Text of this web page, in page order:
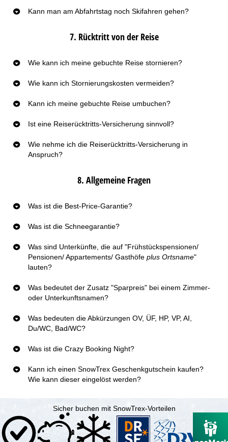
Kann man am Abfahrtstag noch Skifahren gehen?
7. Rücktritt von der Reise
Wie kann ich meine gebuchte Reise stornieren?
Wie kann ich Stornierungskosten vermeiden?
Kann ich meine gebuchte Reise umbuchen?
Ist eine Reiserücktritts-Versicherung sinnvoll?
Wie nehme ich die Reiserücktritts-Versicherung in
Anspruch?
8. Allgemeine Fragen
Was ist die Best-Price-Garantie?
Was ist die Schneegarantie?
Was sind Unterkünfte, die auf "Frühstückspensionen/
Pensionen/ Appartements/ Gasthöfe plus Ortsname"
lauten?
Was bedeutet der Zusatz "Sparpreis" bei einem Zimmer-
oder Unterkunftsnamen?
Was bedeuten die Abkürzungen OV, ÜF, HP, VP, AI,
Du/WC, Bad/WC?
Was ist die Crazy Booking Night?
Kann ich einen SnowTrex Geschenkgutschein kaufen?
Wie kann dieser eingelöst werden?
Sicher buchen mit SnowTrex-Vorteilen